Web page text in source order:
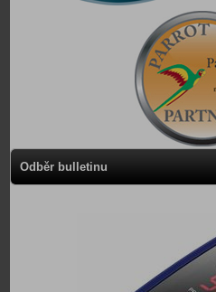
Odběr bulletinu